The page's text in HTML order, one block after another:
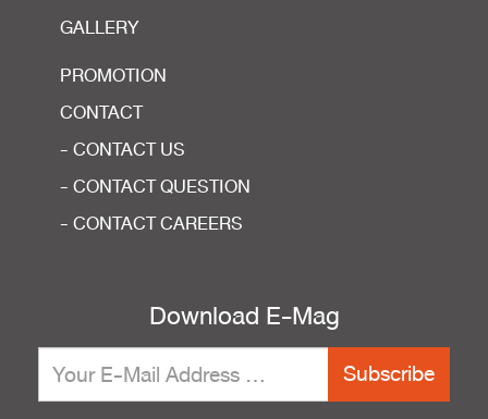
GALLERY
PROMOTION
CONTACT
- CONTACT US
- CONTACT QUESTION
- CONTACT CAREERS
Download E-Mag
Subscribe